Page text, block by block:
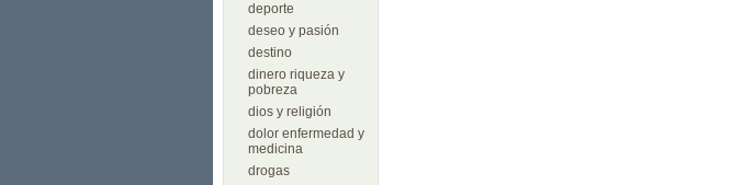
deporte
deseo y pasión
destino
dinero riqueza y
pobreza
dios y religión
dolor enfermedad y
medicina
drogas